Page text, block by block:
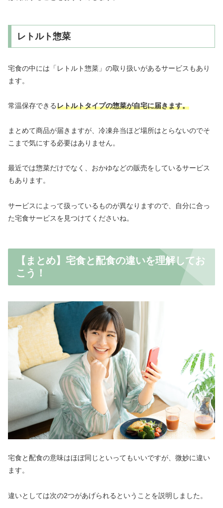
レトルト惣菜
宅食の中には「レトルト惣菜」の取り扱いがあるサービスもあり
ます。
常温保存できるレトルトタイプの惣菜が自宅に届きます。
まとめて商品が届きますが、冷凍弁当ほど場所はとらないのでそ
こまで気にする必要はありません。
最近では惣菜だけでなく、おかゆなどの販売をしているサービス
もあります。
サービスによって扱っているものが異なりますので、自分に合っ
た宅食サービスを見つけてくださいね。
【まとめ】宅食と配食の違いを理解してお
こう！
宅食と配食の意味はほぼ同じといってもいいですが、微妙に違い
ます。
違いとしては次の2つがあげられるということを説明しました。